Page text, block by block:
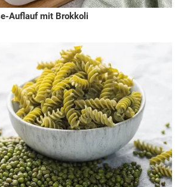
Auflauf mit Brokkoli